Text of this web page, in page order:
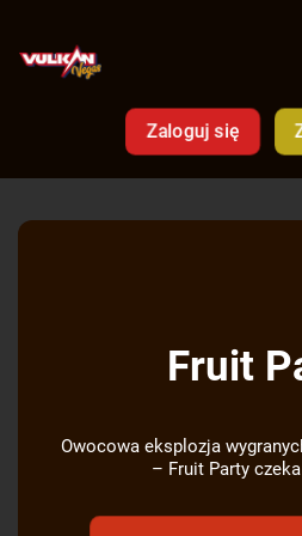
Zaloguj się
Fruit
Owocowa eksplozja
– Fruit Party